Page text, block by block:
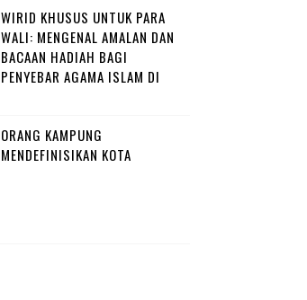
WIRID KHUSUS UNTUK PARA
WALI: MENGENAL AMALAN DAN
BACAAN HADIAH BAGI
PENYEBAR AGAMA ISLAM DI
ORANG KAMPUNG
MENDEFINISIKAN KOTA